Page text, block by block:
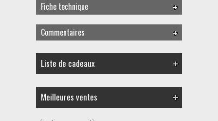
Fiche technique
Commentaires
Liste de cadeaux
Meilleures ventes